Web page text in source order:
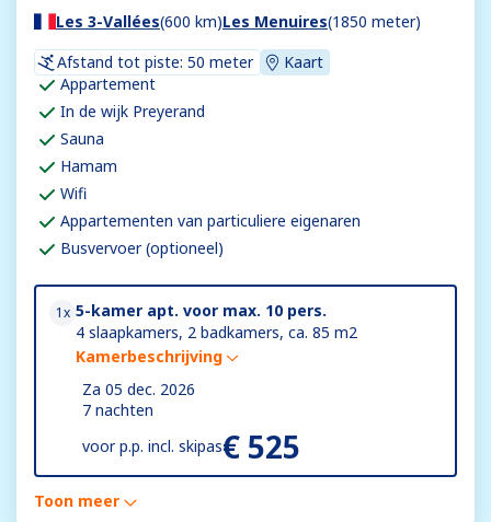
Les 3-Vallées(600 km)Les Menuires(1850 meter)
Afstand tot piste: 50 meter
Kaart
Appartement
In de wijk Preyerand
Sauna
Hamam
Wifi
Appartementen van particuliere eigenaren
Busvervoer (optioneel)
1x 5-kamer apt. voor max. 10 pers.
4 slaapkamers, 2 badkamers, ca. 85 m2
Kamerbeschrijving
Za 05 dec. 2026
7 nachten
voorp.p. incl. skipas€ 525
Toon meer